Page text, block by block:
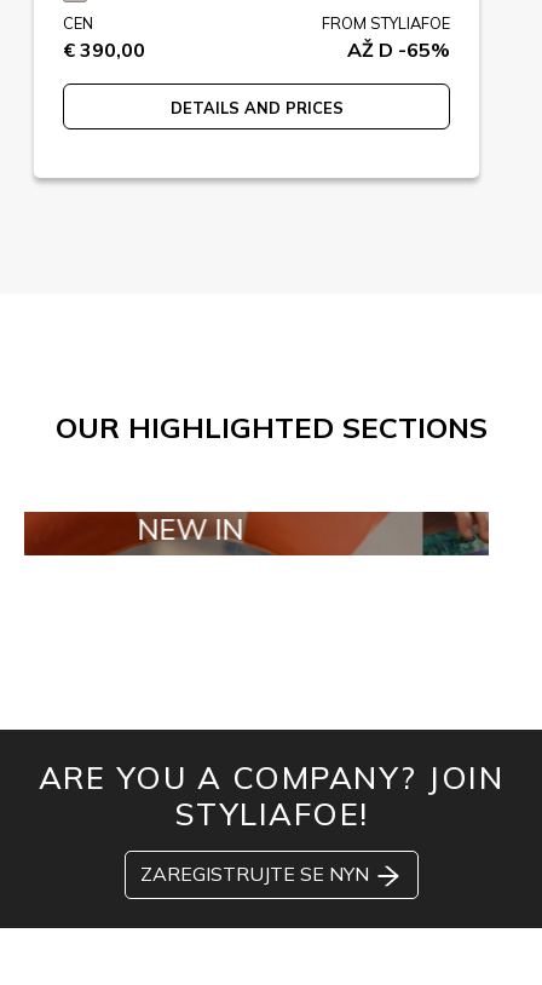
CEN
€ 390,00
FROM STYLIAFOE
AŽ D -65%
DETAILS AND PRICES
OUR HIGHLIGHTED SECTIONS
NEW IN TAILOR
ARE YOU A COMPANY? JOIN
STYLIAFOE!
ZAREGISTRUJTE SE NYN